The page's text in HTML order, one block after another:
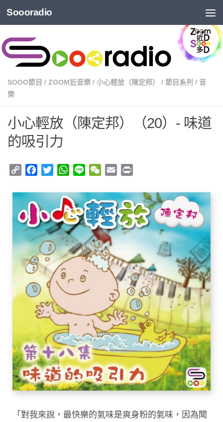
Soooradio
SOOO節目 / ZOOM近音樂 / 小心輕放（陳定邦） / 節目系列 / 音
樂
小心輕放（陳定邦）（20）- 味道
的吸引力
Copy
Facebook
TwitterWhatsApp
Line WeChat
Email
「對我來說，最快樂的氣味是爽身粉的氣味，因為聞